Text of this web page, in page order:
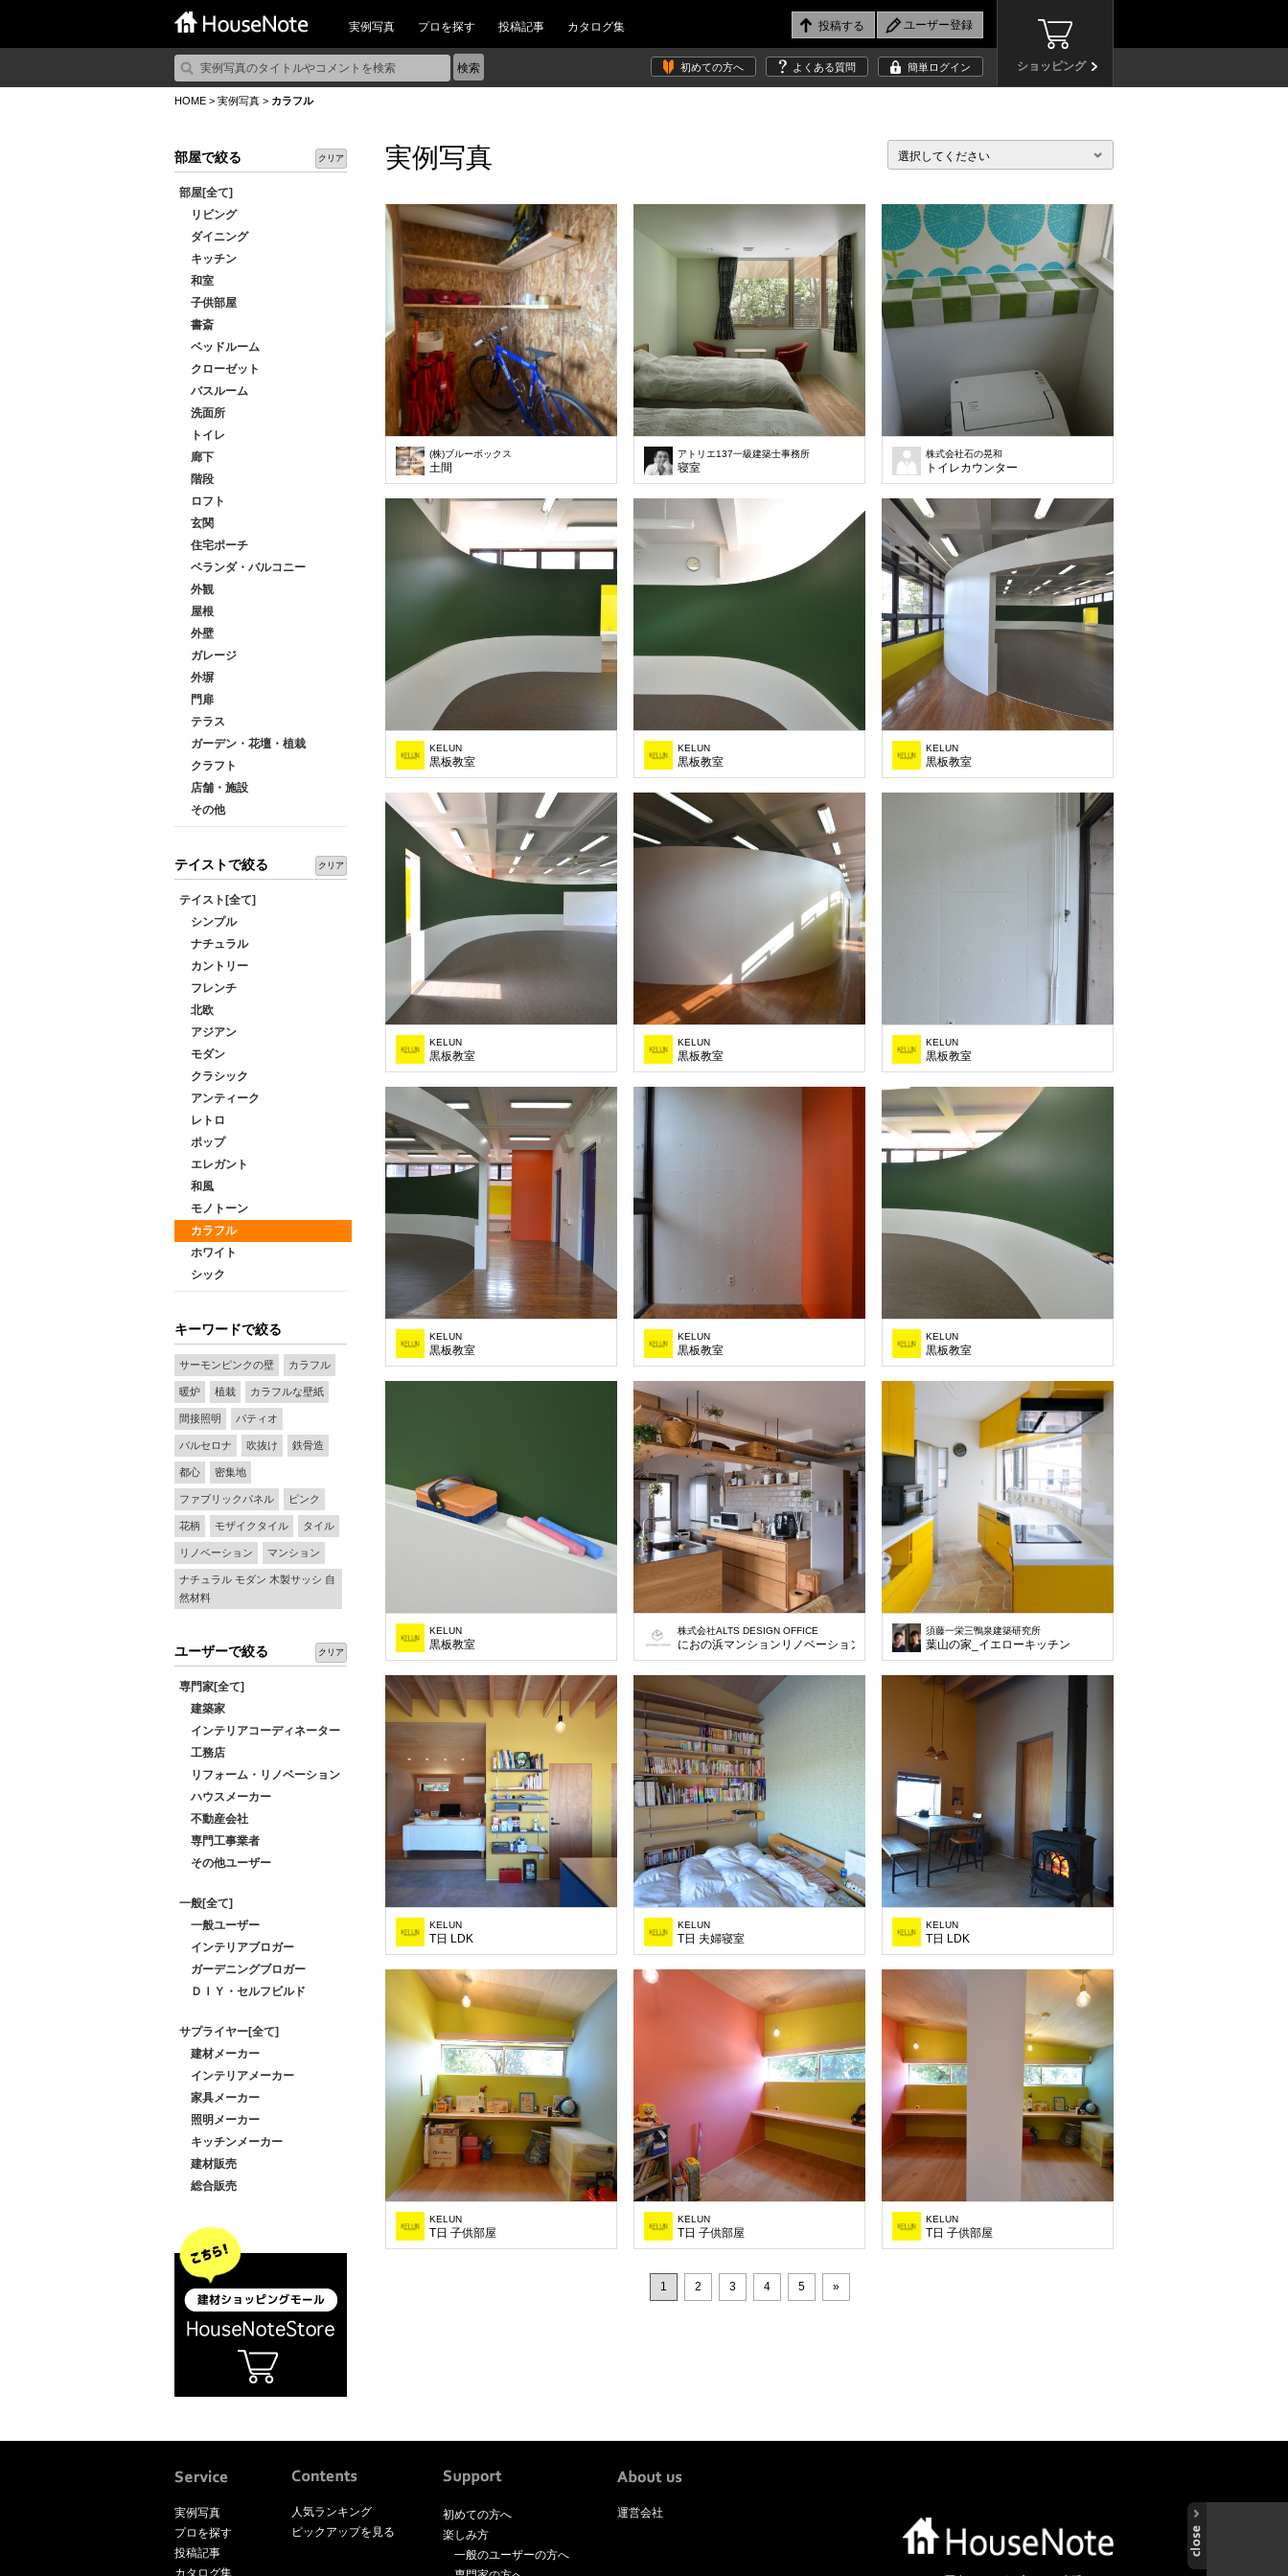
実例写真 プロを探す 投稿記事 カタログ集
ショッピング
初めての方へ よくある質問 簡単ログイン
HOME > 実例写真 > カラフル
部屋で絞る クリア
部屋[全て]
リビング
ダイニング
キッチン
和室
子供部屋
書斎
ベッドルーム
クローゼット
バスルーム
洗面所
トイレ
廊下
階段
ロフト
玄関
住宅ポーチ
ベランダ・バルコニー
外観
屋根
外壁
ガレージ
外塀
門扉
テラス
ガーデン・花壇・植栽
クラフト
店舗・施設
その他
テイストで絞る クリア
テイスト[全て]
シンプル
ナチュラル
カントリー
フレンチ
北欧
アジアン
モダン
クラシック
アンティーク
レトロ
ポップ
エレガント
和風
モノトーン
カラフル
ホワイト
シック
キーワードで絞る
サーモンピンクの壁 カラフル
暖炉 植栽 カラフルな壁紙
間接照明 パティオ
バルセロナ 吹抜け 鉄骨造
都心 密集地
ファブリックパネル ピンク
花柄 モザイクタイル タイル
リノベーション マンション
ナチュラル モダン 木製サッシ 自
然材料
ユーザーで絞る クリア
専門家[全て]
建築家
インテリアコーディネーター
工務店
リフォーム・リノベーション
ハウスメーカー
不動産会社
専門工事業者
その他ユーザー
一般[全て]
一般ユーザー
インテリアブロガー
ガーデニングブロガー
ＤＩＹ・セルフビルド
サプライヤー[全て]
建材メーカー
インテリアメーカー
家具メーカー
照明メーカー
キッチンメーカー
建材販売
総合販売
実例写真 選択してください
(株)ブルーボックス
土間
アトリエ137一級建築士事務所
寝室
株式会社石の晃和
トイレカウンター
KELUN
黒板教室
KELUN
黒板教室
KELUN
黒板教室
KELUN
黒板教室
KELUN
黒板教室
KELUN
黒板教室
KELUN
黒板教室
KELUN
黒板教室
KELUN
黒板教室
KELUN
黒板教室
株式会社ALTS DESIGN OFFICE
におの浜マンションリノベーション
須藤一栄三鴨泉建築研究所
葉山の家_イエローキッチン
KELUN
T日 LDK
KELUN
T日 夫婦寝室
KELUN
T日 LDK
KELUN
T日 子供部屋
KELUN
T日 子供部屋
KELUN
T日 子供部屋
1 2 3 4 5 »
実例写真
プロを探す
投稿記事
カタログ集
人気ランキング
ピックアップを見る
初めての方へ
楽しみ方
一般のユーザーの方へ
運営会社